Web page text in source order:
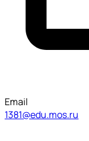
Email
1381@edu.mos.ru